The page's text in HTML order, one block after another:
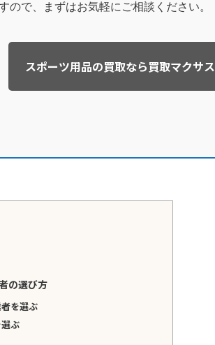
ので、まずはお気軽にご相談ください。
スポーツ用品の買取なら買取マクサス
の選び方
を選ぶ
ぶ